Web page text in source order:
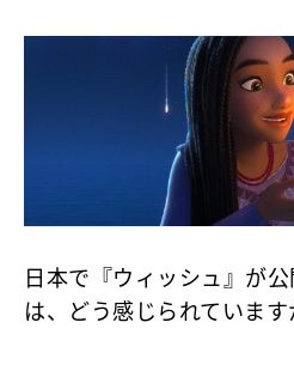
日本で『ウィッシュ』が
は、どう感じられています